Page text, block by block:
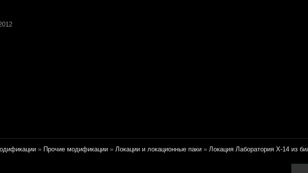
» Прочие модификации » Локации и локационные паки » Локация Лаборатория Х-14 из